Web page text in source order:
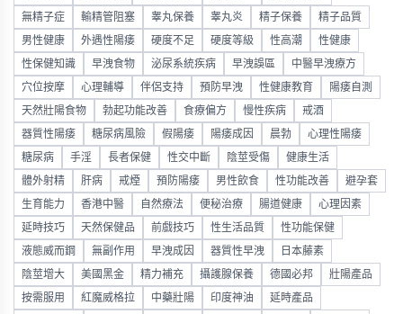
無精子症 輸精管阻塞 睾丸保養 睾丸炎 精子保養 精子品質
男性健康 外遇性陽痿 硬度不足 硬度等級 性高潮 性健康
性保健知識 早洩食物 泌尿系統疾病 早洩誤區 中醫早洩療方
穴位按摩 心理輔導 伴侶支持 預防早洩 性健康教育 陽痿自測
天然壯陽食物 勃起功能改善 食療偏方 慢性疾病 戒酒
器質性陽痿 糖尿病風險 假陽痿 陽痿成因 晨勃 心理性陽痿
糖尿病 手淫 長者保健 性交中斷 陰莖受傷 健康生活
體外射精 肝病 戒煙 預防陽痿 男性飲食 性功能改善 避孕套
生育能力 香港中醫 自然療法 便秘治療 腸道健康 心理因素
延時技巧 天然保健品 前戲技巧 性生活品質 性功能保健
液態威而鋼 無副作用 早洩成因 器質性早洩 日本藤素
陰莖增大 美國黑金 精力補充 攝護腺保養 德國必邦 壯陽產品
按需服用 紅魔威格拉 中藥壯陽 印度神油 延時產品